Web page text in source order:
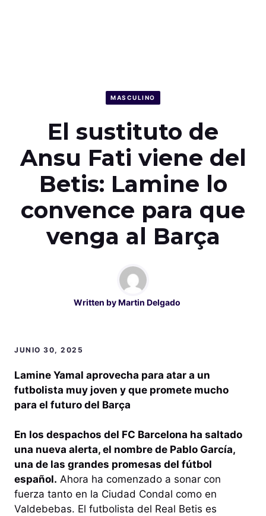
MASCULINO
El sustituto de
Ansu Fati viene del
Betis: Lamine lo
convence para que
venga al Barça
Written byMartin Delgado
JUNIO 30, 2025
Lamine Yamal aprovecha para atar a un
futbolista muy joven y que promete mucho
para el futuro del Barça
En los despachos del FC Barcelona ha saltado
una nueva alerta, el nombre de Pablo García,
una de las grandes promesas del fútbol
español. Ahora ha comenzado a sonar con
fuerza tanto en la Ciudad Condal como en
Valdebebas. El futbolista del Real Betis es